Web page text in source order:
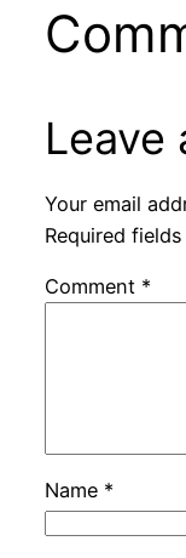
Leave
Your email
Required
Comment *
Name *